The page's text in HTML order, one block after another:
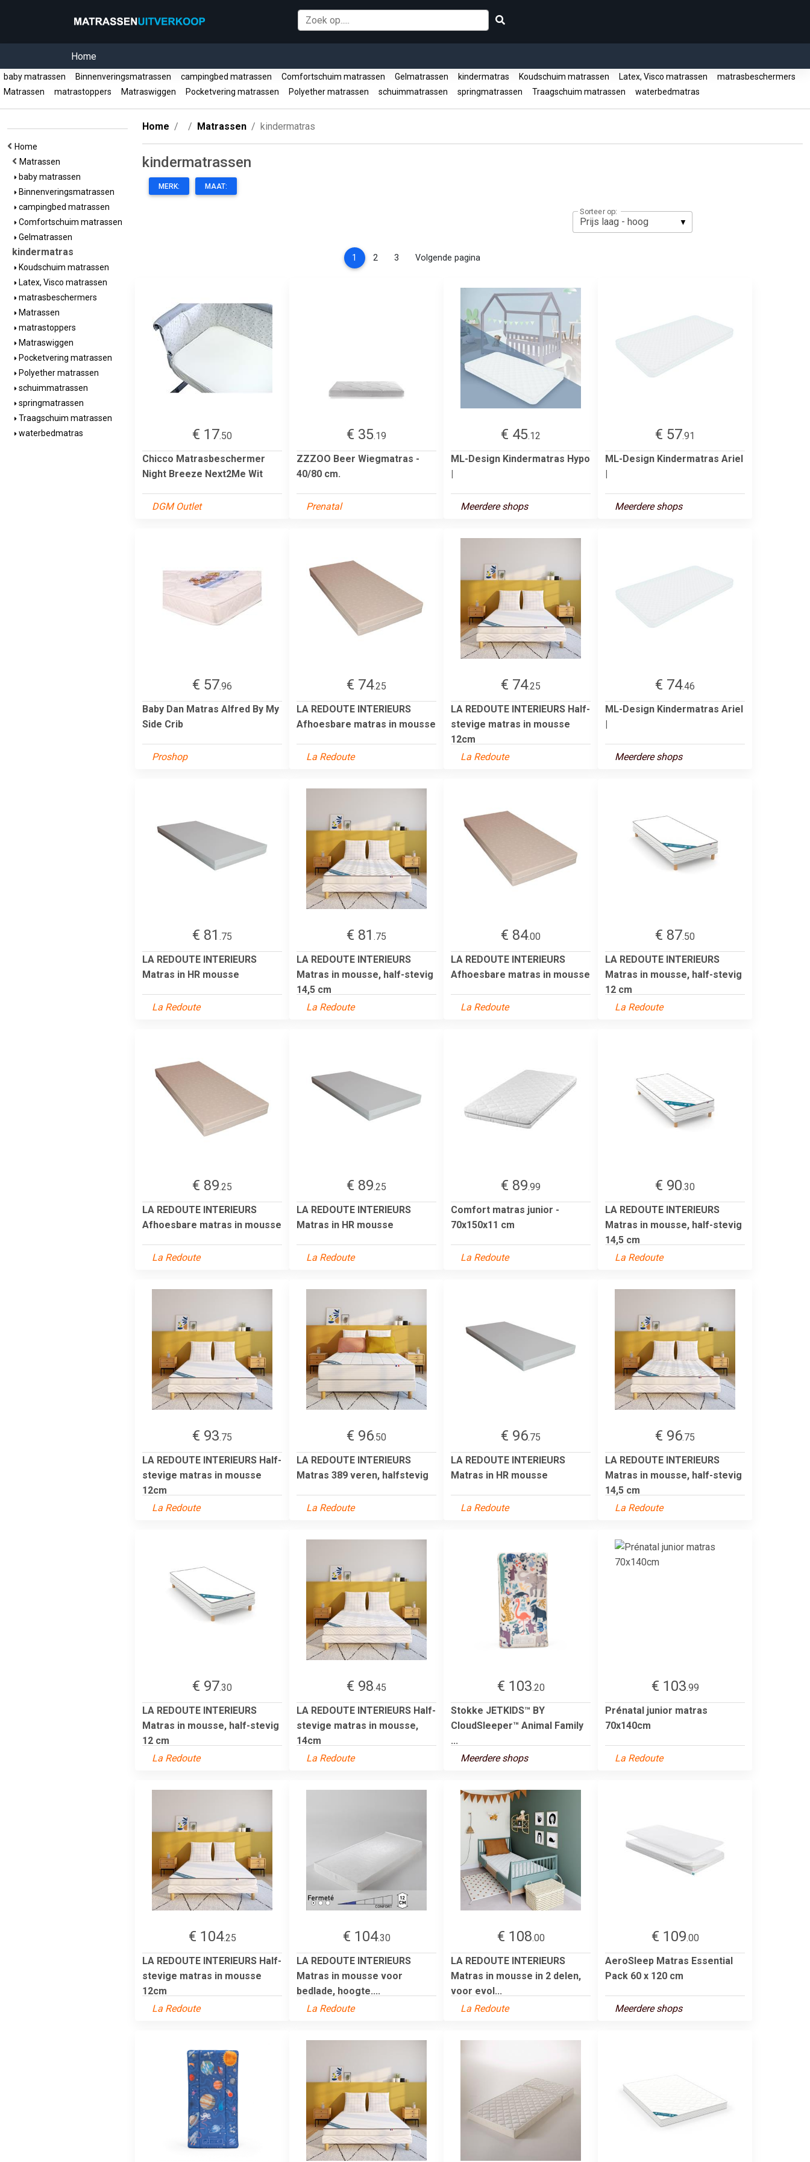
Home
baby matrassen Binnenveringsmatrassen campingbed matrassen Comfortschuim matrassen Gelmatrassen kindermatras Koudschuim matrassen Latex, Visco matrassen
matrasbeschermers
Matrassen
matrastoppers Matraswiggen Pocketvering matrassen Polyether matrassen schuimmatrassen springmatrassen Traagschuim matrassen waterbedmatras
Home
Matrassen
baby matrassen
Binnenveringsmatrassen
campingbed matrassen
Comfortschuim matrassen
Gelmatrassen
kindermatras
Koudschuim matrassen
Latex, Visco matrassen
matrasbeschermers
Matrassen
matrastoppers
Matraswiggen
Pocketvering matrassen
Polyether matrassen
schuimmatrassen
springmatrassen
Traagschuim matrassen
waterbedmatras
Home Matrassen kindermatras
kindermatrassen
MERK: MAAT:
Sorteer op:
1 (current)
2 3 Volgende pagina
€ 17.50
Chicco Matrasbeschermer
Night Breeze Next2Me Wit
DGM Outlet
€ 35.19
ZZZOO Beer Wiegmatras -
40/80 cm.
Prenatal
€ 45.12
ML-Design Kindermatras Hypo
|
Meerdere shops
€ 57.91
ML-Design Kindermatras Ariel
|
Meerdere shops
€ 57.96
Baby Dan Matras Alfred By My
Side Crib
Proshop
€ 74.25
LA REDOUTE INTERIEURS
Afhoesbare matras in mousse
La Redoute
€ 74.25
LA REDOUTE INTERIEURS Half-
stevige matras in mousse
12cm
La Redoute
€ 74.46
ML-Design Kindermatras Ariel
|
Meerdere shops
€ 81 .75
LA REDOUTE INTERIEURS
Matras in HR mousse
La Redoute
€ 81 .75
LA REDOUTE INTERIEURS
Matras in mousse, half-stevig
14,5 cm
La Redoute
€ 84.00
LA REDOUTE INTERIEURS
Afhoesbare matras in mousse
La Redoute
€ 87.50
LA REDOUTE INTERIEURS
Matras in mousse, half-stevig
12 cm
La Redoute
€ 89.25
LA REDOUTE INTERIEURS
Afhoesbare matras in mousse
La Redoute
€ 89.25
LA REDOUTE INTERIEURS
Matras in HR mousse
La Redoute
€ 89.99
Comfort matras junior -
70x150x11 cm
La Redoute
€ 90.30
LA REDOUTE INTERIEURS
Matras in mousse, half-stevig
14,5 cm
La Redoute
€ 93.75
LA REDOUTE INTERIEURS Half-
stevige matras in mousse
12cm
La Redoute
€ 96.50
LA REDOUTE INTERIEURS
Matras 389 veren, halfstevig
La Redoute
€ 96.75
LA REDOUTE INTERIEURS
Matras in HR mousse
La Redoute
€ 96.75
LA REDOUTE INTERIEURS
Matras in mousse, half-stevig
14,5 cm
La Redoute
€ 97.30
LA REDOUTE INTERIEURS
Matras in mousse, half-stevig
12 cm
La Redoute
€ 98.45
LA REDOUTE INTERIEURS Half-
stevige matras in mousse,
14cm
La Redoute
€ 103.20
Stokke JETKIDS™ BY
CloudSleeper™ Animal Family
...
Meerdere shops
€ 103.99
Prénatal junior matras
70x140cm
La Redoute
€ 104.25
LA REDOUTE INTERIEURS Half-
stevige matras in mousse
12cm
La Redoute
€ 104.30
LA REDOUTE INTERIEURS
Matras in mousse voor
bedlade, hoogte....
La Redoute
€ 108.00
LA REDOUTE INTERIEURS
Matras in mousse in 2 delen,
voor evol...
La Redoute
€ 109.00
AeroSleep Matras Essential
Pack 60 x 120 cm
Meerdere shops